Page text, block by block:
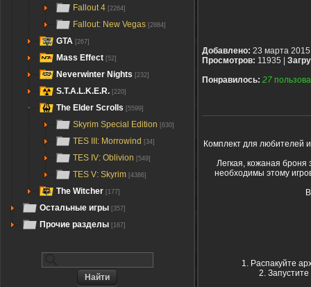
Fallout 4 [2264]
Fallout: New Vegas [2884]
GTA [267]
Mass Effect [52]
Neverwinter Nights [232]
S.T.A.L.K.E.R. [220]
The Elder Scrolls [5599]
Skyrim Special Edition [630]
TES III: Morrowind [34]
TES IV: Oblivion [549]
TES V: Skyrim [4386]
The Witcher [177]
Остальные игры [357]
Прочие разделы [167]
Добавлено: 23 марта 2015
Просмотров: 11935 |
Понравилось: 27
Комплект для любителей
Легкая, кожаная
необходимы этому
1. Распакуйте
2.